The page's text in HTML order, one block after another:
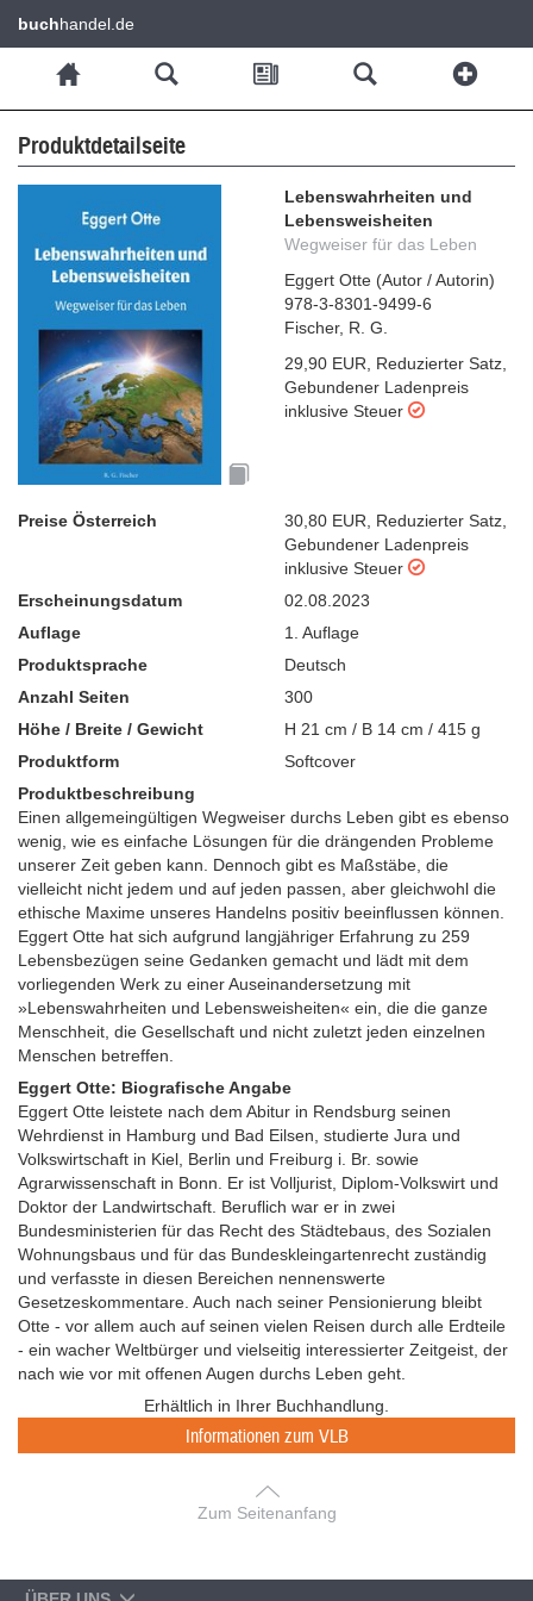
buchhandel.de
Produktdetailseite
Lebenswahrheiten und
Lebensweisheiten
Wegweiser für das Leben
Eggert Otte (Autor / Autorin)
978-3-8301-9499-6
Fischer, R. G.
29,90 EUR
Reduzierter Satz
Gebundener Ladenpreis
inklusive Steuer
Preise Österreich 30,80 EUR, Reduzierter Satz,
Gebundener Ladenpreis
inklusive Steuer
Erscheinungsdatum
02.08.2023
Auflage
1. Auflage
Produktsprache
Deutsch
Anzahl Seiten
300
Höhe / Breite / Gewicht
H 21 cm / B 14 cm / 415 g
Produktform
Softcover
Produktbeschreibung
Einen allgemeingültigen Wegweiser durchs Leben gibt es ebenso
wenig, wie es einfache Lösungen für die drängenden Probleme
unserer Zeit geben kann. Dennoch gibt es Maßstäbe, die
vielleicht nicht jedem und auf jeden passen, aber gleichwohl die
ethische Maxime unseres Handelns positiv beeinflussen können.
Eggert Otte hat sich aufgrund langjähriger Erfahrung zu 259
Lebensbezügen seine Gedanken gemacht und lädt mit dem
vorliegenden Werk zu einer Auseinandersetzung mit
»Lebenswahrheiten und Lebensweisheiten« ein, die die ganze
Menschheit, die Gesellschaft und nicht zuletzt jeden einzelnen
Menschen betreffen.
Eggert Otte: Biografische Angabe
Eggert Otte leistete nach dem Abitur in Rendsburg seinen
Wehrdienst in Hamburg und Bad Eilsen, studierte Jura und
Volkswirtschaft in Kiel, Berlin und Freiburg i. Br. sowie
Agrarwissenschaft in Bonn. Er ist Volljurist, Diplom-Volkswirt und
Doktor der Landwirtschaft. Beruflich war er in zwei
Bundesministerien für das Recht des Städtebaus, des Sozialen
Wohnungsbaus und für das Bundeskleingartenrecht zuständig
und verfasste in diesen Bereichen nennenswerte
Gesetzeskommentare. Auch nach seiner Pensionierung bleibt
Otte - vor allem auch auf seinen vielen Reisen durch alle Erdteile
- ein wacher Weltbürger und vielseitig interessierter Zeitgeist, der
nach wie vor mit offenen Augen durchs Leben geht.
Erhältlich in Ihrer Buchhandlung.
Informationen zum VLB
Zum Seitenanfang